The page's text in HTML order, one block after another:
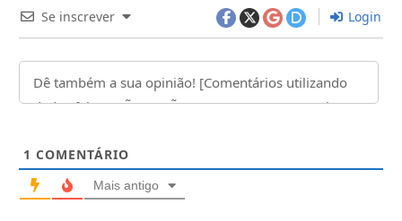
Se inscrever Login
1 COMENTÁRIO
Mais antigo